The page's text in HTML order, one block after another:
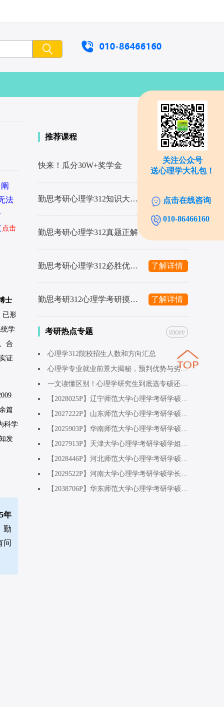
法
点击
士
已形
学
合
证
篇
科学
发
年
勤
问
推荐课程
快来！瓜分30W+奖学金 了解详情
勤思考研心理学312知识大全解 了解详情
勤思考研心理学312真题正解
勤思考研心理学312必胜优题库 了解详情
勤思考研312心理学考研摸底预测冲刺4套卷 了解详情
考研热点专题 more
心理学312院校招生人数和方向汇总
心理学专业就业前景大揭秘，预判优势与劣势。
一文读懂区别！心理学研究生到底选专硕还是学硕呢？
【2028025P】辽宁师范大学心理学考研学硕应用心理学方向学姐：早点开始准备！心态会稳
【2027222P】山东师范大学心理学考研学硕应用心理方向学姐：考研是最开心的一段时光
【2025903P】华南师范大学心理学考研学硕基础心理学方向学姐：上天不会辜负为梦想奋斗的人
【2027913P】天津大学心理学考研学硕学姐（调剂上岸）：人工智能专业跨考，初试410+
【2028446P】河北师范大学心理学考研学硕基础方向学姐：双非二战上岸，复试逆袭上岸
【2029522P】河南大学心理学考研学硕学长：专业课260+，一战成硕
【2038706P】华东师范大学心理学考研学硕发教方向学姐：工作两年后考研上岸，专业课260+
关注公众号
送心理学大礼包！
点击在线咨询
010-86466160